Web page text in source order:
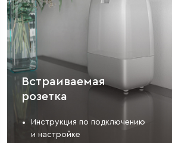
Встраиваемая
розетка
Инструкция по подключению
и настройке